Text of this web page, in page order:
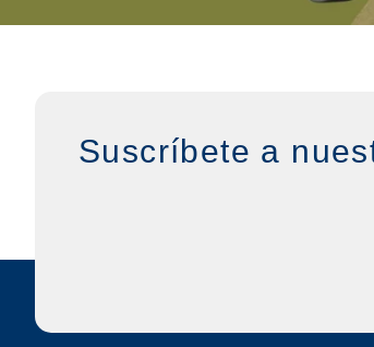
Suscríbete a